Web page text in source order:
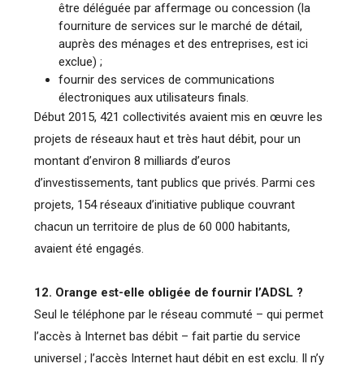
être déléguée par affermage ou concession (la
fourniture de services sur le marché de détail,
auprès des ménages et des entreprises, est ici
exclue) ;
fournir des services de communications
électroniques aux utilisateurs finals.
Début 2015, 421 collectivités avaient mis en œuvre les
projets de réseaux haut et très haut débit, pour un
montant d’environ 8 milliards d’euros
d’investissements, tant publics que privés. Parmi ces
projets, 154 réseaux d’initiative publique couvrant
chacun un territoire de plus de 60 000 habitants,
avaient été engagés.
12. Orange est-elle obligée de fournir l’ADSL ?
Seul le téléphone par le réseau commuté – qui permet
l’accès à Internet bas débit – fait partie du service
universel ; l’accès Internet haut débit en est exclu. Il n’y